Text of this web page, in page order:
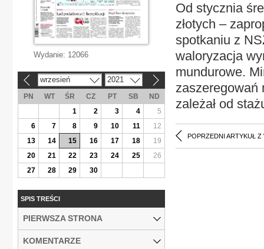
Od stycznia
złotych –
spotkaniu z
waloryzacja
mundurowe.
zaszeregowań
zależał od
POPRZEDNI ARTYKUŁ Z
Wydanie: 12066
wrzesień 2021
PN WT ŚR CZ PT SB
ND
1
2 3 4
5
6
7 8 9 10 11
12
13
14 15 16 17 18
19
20
21 22 23 24 25
26
27
28 29 30
SPIS TREŚCI
PIERWSZA STRONA
KOMENTARZE